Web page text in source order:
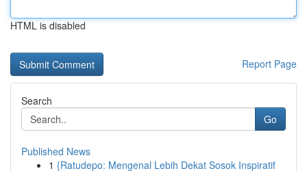
HTML is disabled
Report Page
Search
Go
Published News
1 {Ratudepo: Mengenal Lebih Dekat Sosok Inspiratif